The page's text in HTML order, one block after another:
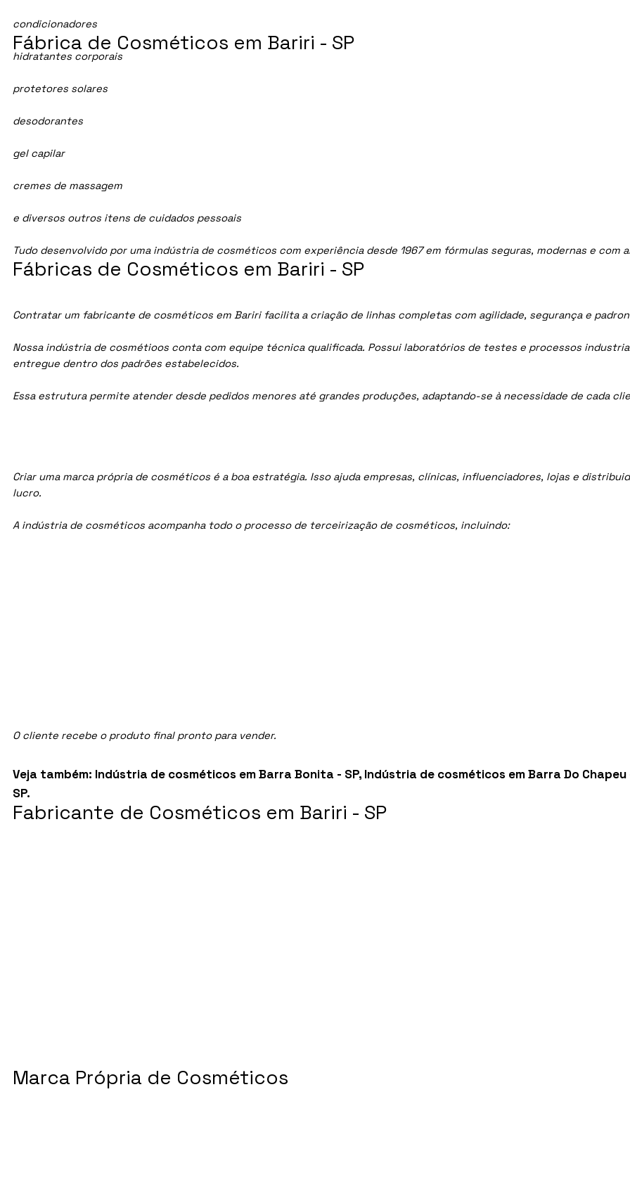
condicionadores
hidratantes corporais
protetores solares
desodorantes
gel capilar
cremes de massagem
e diversos outros itens de cuidados pessoais
Tudo desenvolvido por uma indústria de cosméticos com experiência desde 1967 em fórmulas seguras, modernas e com
Contratar um fabricante de cosméticos em Bariri facilita a criação de linhas completas com agilidade, segurança e
Nossa indústria de cosmétioos conta com equipe técnica qualificada. Possui laboratórios de testes e processos
entregue dentro dos padrões estabelecidos.
Essa estrutura permite atender desde pedidos menores até grandes produções, adaptando-se à necessidade de cada
Criar uma marca própria de cosméticos é a boa estratégia. Isso ajuda empresas, clínicas, influenciadores, lojas e
lucro.
A indústria de cosméticos acompanha todo o processo de terceirização de cosméticos, incluindo:
O cliente recebe o produto final pronto para vender.
Veja também: Indústria de cosméticos em Barra Bonita - SP, Indústria de cosméticos em Barra Do Chapeu
SP.
Fábrica de Cosméticos em Bariri - SP
Fábricas de Cosméticos em Bariri - SP
Fabricante de Cosméticos em Bariri - SP
Marca Própria de Cosméticos